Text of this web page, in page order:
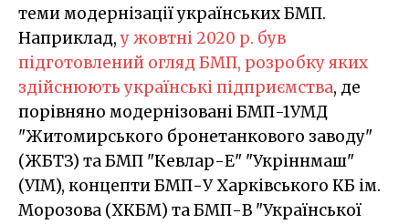
теми модернізації українських БМП.
Наприклад,у жовтні 2020 р. був
підготовлений огляд БМП, розробку яких
здійснюють українські підприємства, де
порівняно модернізовані БМП-1УМД
"Житомирського бронетанкового заводу"
(ЖБТЗ) та БМП "Кевлар-Е" "Укріннмаш"
(УIМ), концепти БМП-У Харківського КБ ім.
Морозова (ХКБМ) та БМП-В "Української